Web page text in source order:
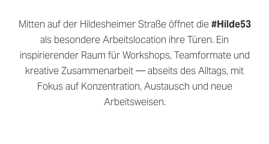
Mitten auf der Hildesheimer Straße öffnet die#Hilde53
als besondere Arbeitslocation ihre Türen. Ein
inspirierender Raum für Workshops, Teamformate und
kreative Zusammenarbeit — abseits des Alltags, mit
Fokus auf Konzentration, Austausch und neue
Arbeitsweisen.